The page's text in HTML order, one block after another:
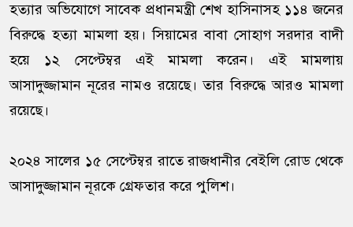
হত্যার অভিযোগে সাবেক প্রধানমন্ত্রী শেখ হাসিনাসহ ১১৪ জনের
বিরুদ্ধে হত্যা মামলা হয়। সিয়ামের বাবা সোহাগ সরদার বাদী
হয়ে ১২ সেপ্টেম্বর এই মামলা করেন। এই মামলায়
আসাদুজ্জামান নূরের নামও রয়েছে। তার বিরুদ্ধে আরও মামলা
রয়েছে।
২০২৪ সালের ১৫ সেপ্টেম্বর রাতে রাজধানীর বেইলি রোড থেকে
আসাদুজ্জামান নূরকে গ্রেফতার করে পুলিশ।